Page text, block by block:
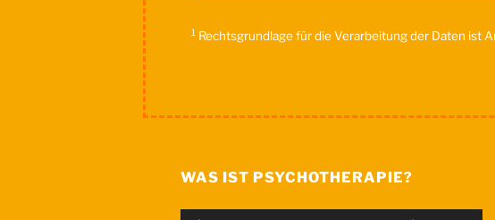
1 Rechtsgrundlage für die Verarbeitung der Daten ist
WAS IST PSYCHOTHERAPIE?